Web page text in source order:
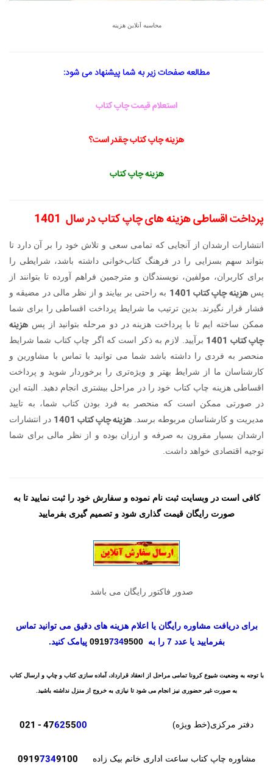
محاسبه آنلاین هزینه
مطالعه صفحات زیر به شما پیشنهاد می شود:
استعلام قیمت چاپ کتاب
هزینه چاپ کتاب چقدر است؟
هزینه چاپ کتاب
پرداخت اقساطی هزینه های چاپ کتاب در سال 1401
انتشارات ارشدان از آنجایی که تمامی سعی و تلاش خود را بر آن دارد تا
بتواند سهم بسزایی را در فرهنگ کتاب‌خوانی داشته باشد، شرایطی را
برای کاربران، مولفین، نویسندگان و مترجمین فراهم آورده تا بتوانند از
پسهزینه چاپ کتاب 1401
به راحتی بر بیایند و از نظر مالی در مضیقه و
فشار قرار نگیرند. بدین ترتیب ما شرایط پرداخت اقساطی را برای شما
ممکن ساخته ایم تا با پرداخت هزینه در دو مرحله بتوانید از پس هزینه
چاپ کتاب 1401
بر‌آیید. لازم به ذکر است که اگر چاپ کتاب شما شرایط
منحصر به فردی را داشته باشد شما می توانید با تماس با مشاورین و
کارشناسان ما از شرایط بهتر و ویژه‌تری را برخوردار شوید و پرداخت
اقساطی هزینه چاپ کتاب خود را در مراحل بیشتری انجام دهید. البته این
در صورتی ممکن است که منحصر به فرد بودن کتاب شما، به تایید
مدیریت و کارشناسان مربوطه برسد. هزینه چاپ کتاب 1401
در انتشارات
ارشدان بسیار مقرون به صرفه و ارزان بوده و از نظر مالی برای شما
توجیه اقتصادی خواهد داشت.
کافی است در وبسایت ثبت نام نموده و سفارش خود را ثبت نمایید تا به
صورت رایگان قیمت گذاری شود و تصمیم گیری بفرمایید
صدور فاکتور رایگان می باشد
برای دریافت مشاوره رایگان یا اعلام هزینه های دقیق می توانید تماس
بفرمایید یا عدد 7 را به
09197349500 پیامک کنید.
با توجه به وضعیت شیوع کرونا تمامی مراحل از انعقاد قرارداد، آماده سازی کتاب و چاپ و ارسال کتاب
به صورت غیر حضوری نیز انجام می شود تا نیازی به خروج از منزل نداشته باشید.
دفتر مرکزی(خط ویژه) 47625500
- 021
مشاوره چاپ کتاب ساعت اداری خانم بیک زاده 09197349100